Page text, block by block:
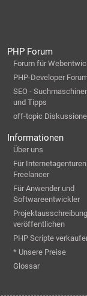
PHP Forum
Forum für
PHP-Developer
SEO -
und Tipps
off-topic
Informationen
Über uns
Für
Freelancer
Für Anwender und
Softwareentwickler
Projektausschreibung
veröffentlichen
PHP Scripte
* Unsere Preise
Glossar